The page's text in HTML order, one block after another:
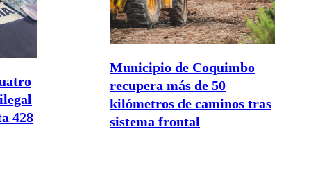
428
Municipio de Coquimbo
recupera más de 50
kilómetros de caminos tras
sistema frontal